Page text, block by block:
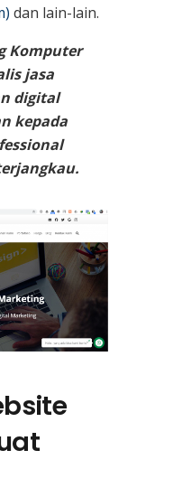
dan lain-lain.
Komputer
jasa
digital
kepada